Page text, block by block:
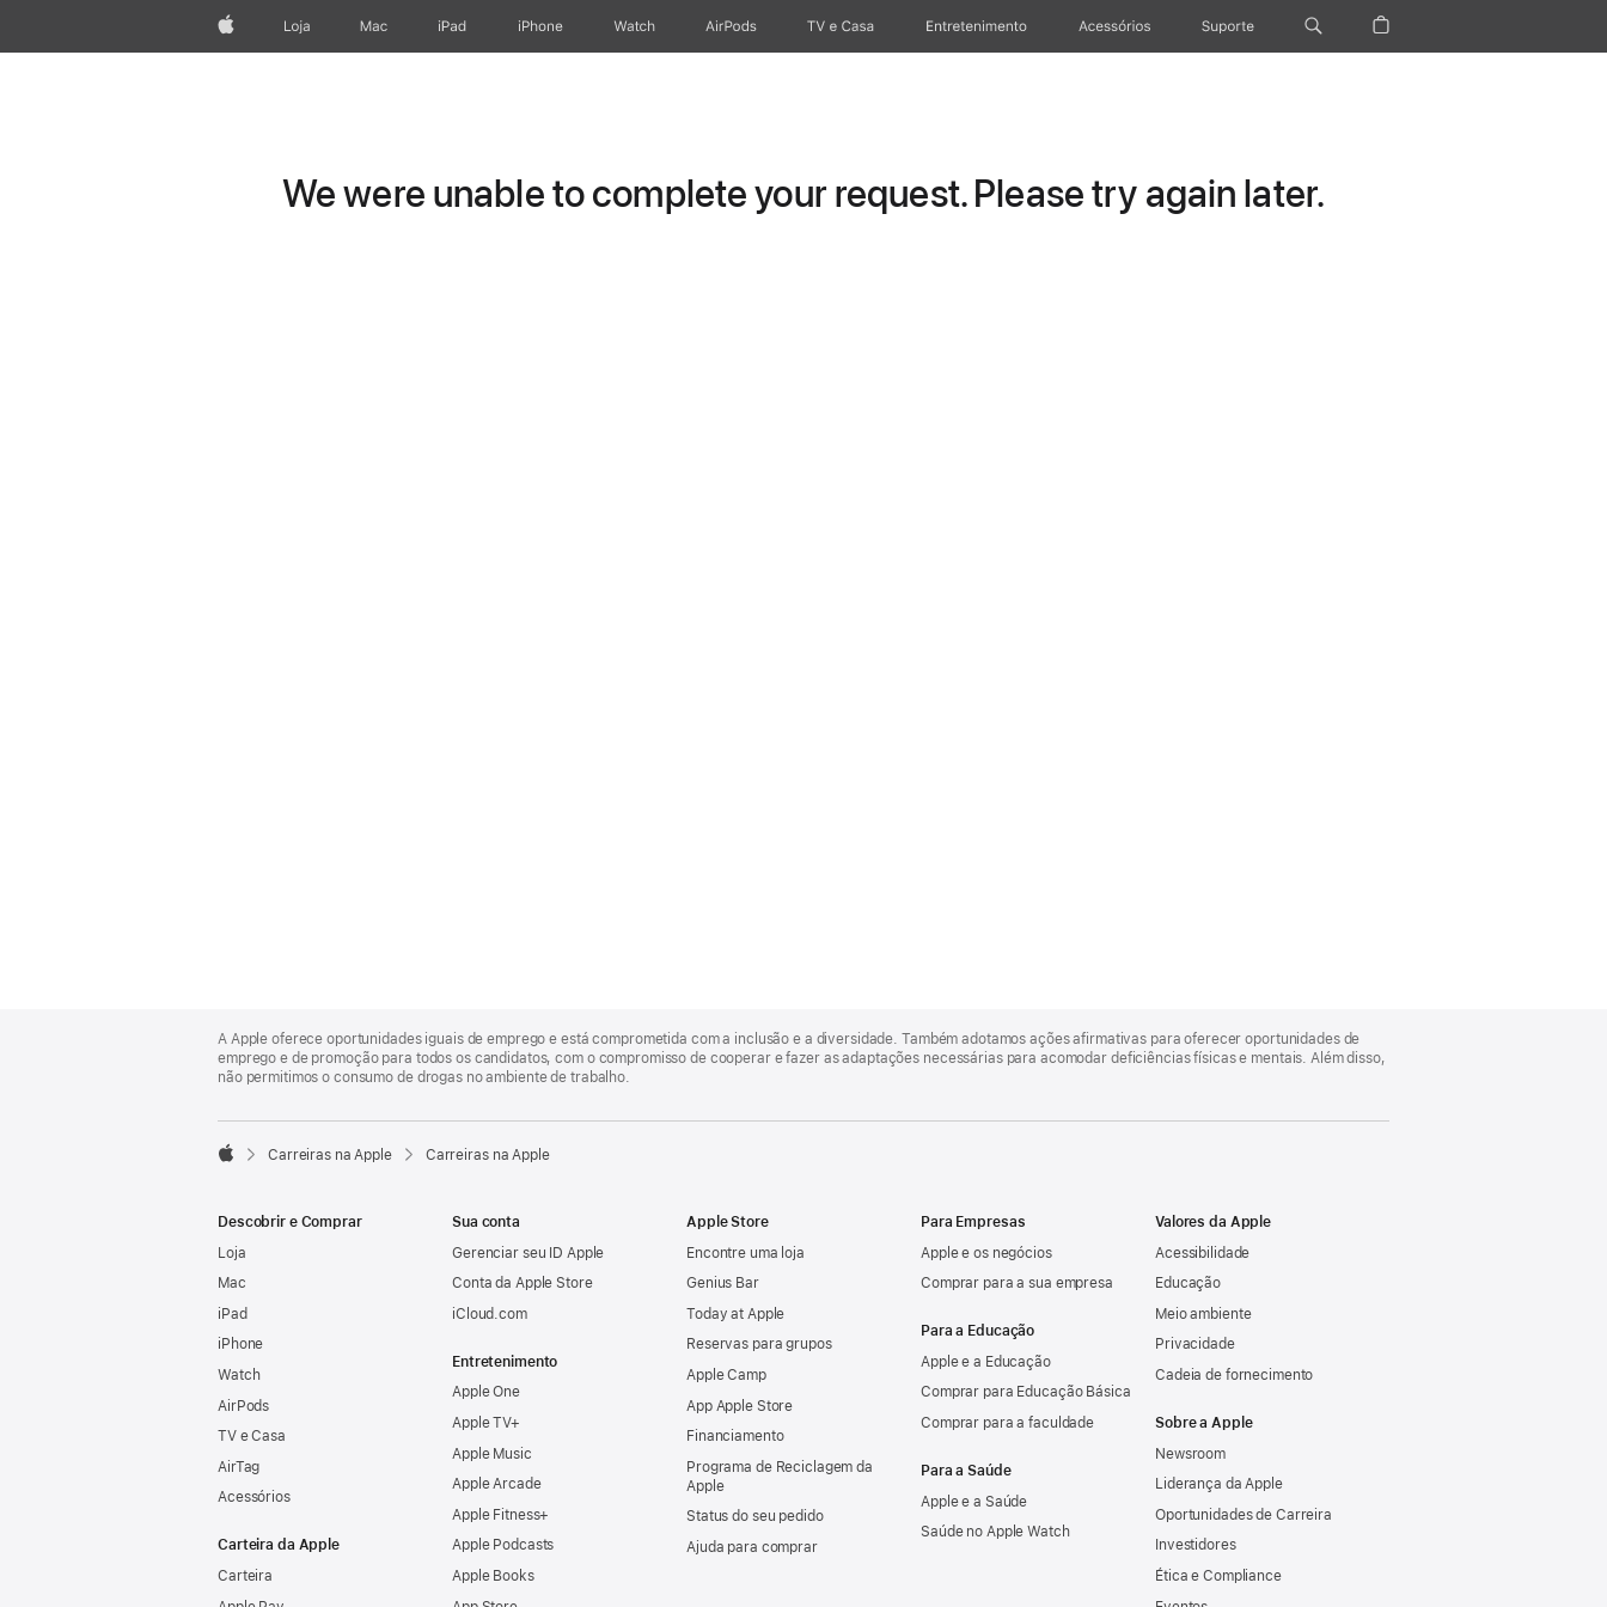
AppleLoja Mac iPad iPhone Apple Watch AirPods TV e Casa Entretenimento Acessórios Suporte
We were unable to complete your request. Please try again later.
Footer
A Apple oferece oportunidades iguais de emprego e está comprometida com a inclusão e a diversidade. Também adotamos ações afirmativas para oferecer oportunidades de
emprego e de promoção para todos os candidatos, com o compromisso de cooperar e fazer as adaptações necessárias para acomodar deficiências físicas e mentais. Além disso,
não permitimos o consumo de drogas no ambiente de trabalho.

Carreiras na Apple Carreiras na Apple
Descobrir e Comprar
Loja
Mac
iPad
iPhone
Watch
AirPods
TV e Casa
AirTag
Acessórios
Carteira da Apple
Carteira
Sua conta
Gerenciar seu ID Apple
Conta da Apple Store
iCloud.com
Entretenimento
Apple One
Apple TV+
Apple Music
Apple Arcade
Apple Fitness+
Apple Podcasts
Apple Books
Apple Store
Encontre uma loja
Genius Bar
Today at Apple
Reservas para grupos
Apple Camp
App Apple Store
Financiamento
Programa de Reciclagem da
Apple
Status do seu pedido
Ajuda para comprar
Para Empresas
Apple e os negócios
Comprar para a sua empresa
Para a Educação
Apple e a Educação
Comprar para Educação Básica
Comprar para a faculdade
Para a Saúde
Apple e a Saúde
Saúde no Apple Watch
Valores da Apple
Acessibilidade
Educação
Meio ambiente
Privacidade
Cadeia de fornecimento
Sobre a Apple
Newsroom
Liderança da Apple
Oportunidades de Carreira
Investidores
Ética e Compliance